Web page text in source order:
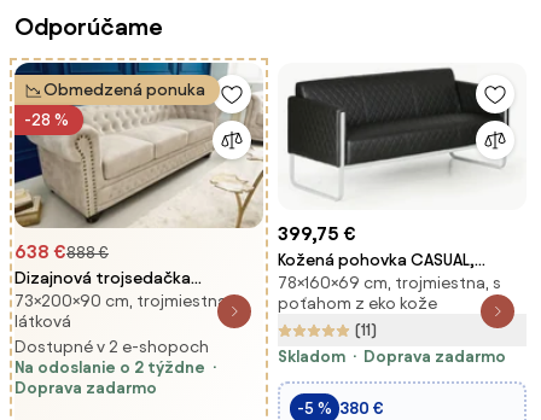
Odporúčame
Obmedzená ponuka
-28 %
638 €888 €
Dizajnová trojsedačka
Chesterfield 200 cm
šampanský zamat
73×200×90 cm, trojmiestna,
látková
Dostupné v 2 e-shopoch
Na odoslanie o 2 týždne
Doprava zadarmo
399,75 €
Kožená pohovka CASUAL,
trojmiestna, čierna
78×160×69 cm, trojmiestna, s
poťahom z eko kože
(11)
Skladom
Doprava zadarmo
-5 % 380 €